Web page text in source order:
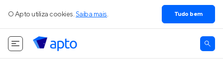
O Apto utiliza cookies. Saiba mais. Tudo bem